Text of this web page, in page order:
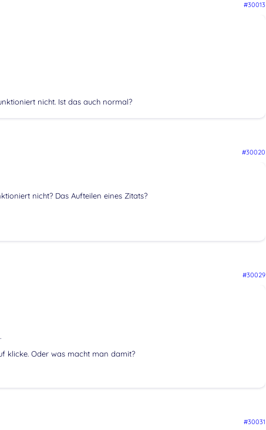
#30013
nicht. Ist das auch normal?
#30020
nicht? Das Aufteilen eines Zitats?
#30029
klicke. Oder was macht man damit?
#30031